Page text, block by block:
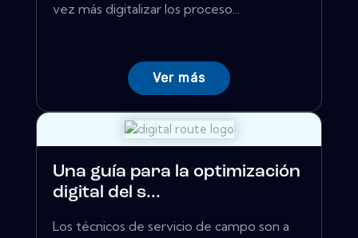
vez más digitalizar los proceso...
Ver más
Una guía para la optimización
digital del s...
Los técnicos de servicio de campo son a